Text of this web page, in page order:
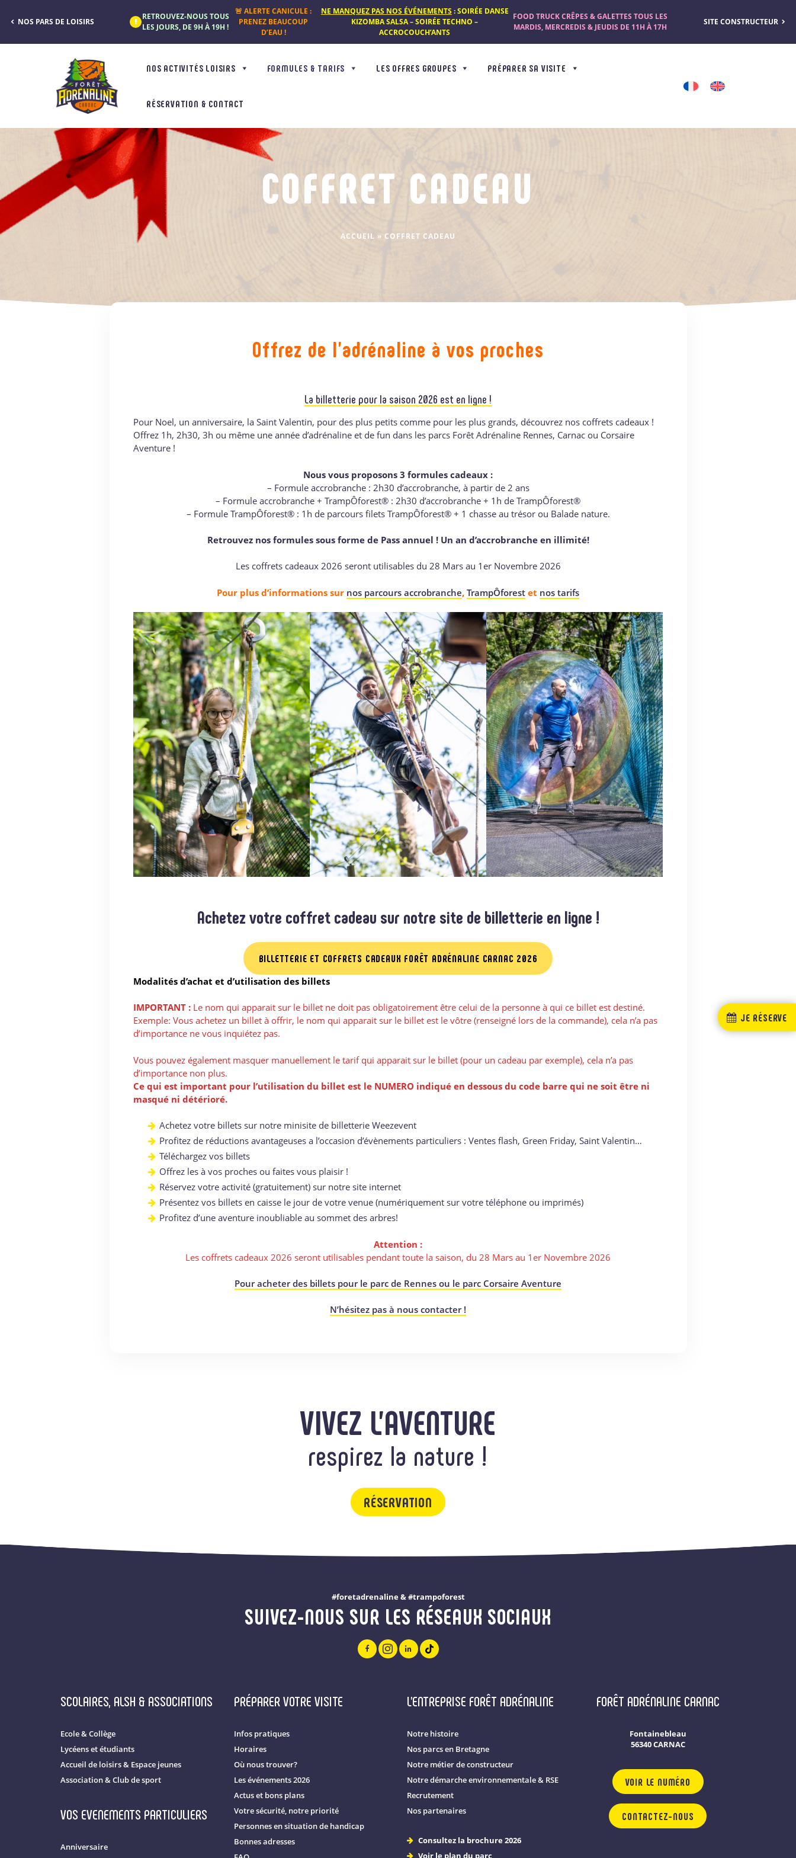
NOS PARS DE LOISIRS
RETROUVEZ-NOUS TOUS
LES JOURS, DE 9H À 19H !
🚨 ALERTE CANICULE :
PRENEZ BEAUCOUP
D’EAU !
NE MANQUEZ PAS NOS ÉVÉNEMENTS : SOIRÉE DANSE
KIZOMBA SALSA – SOIRÉE TECHNO –
ACCROCOUCH’ANTS
FOOD TRUCK CRÊPES & GALETTES TOUS LES
MARDIS, MERCREDIS & JEUDIS DE 11H À 17H
SITE CONSTRUCTEUR
NOS ACTIVITÉS LOISIRS FORMULES & TARIFS LES OFFRES GROUPES PRÉPARER SA VISITE
RÉSERVATION & CONTACT
COFFRET CADEAU
ACCUEIL » COFFRET CADEAU
Offrez de l’adrénaline à vos proches
La billetterie pour la saison 2026 est en ligne !
Pour Noel, un anniversaire, la Saint Valentin, pour des plus petits comme pour les plus grands, découvrez nos coffrets cadeaux !
Offrez 1h, 2h30, 3h ou même une année d’adrénaline et de fun dans les parcs Forêt Adrénaline Rennes, Carnac ou Corsaire
Aventure !
Nous vous proposons 3 formules cadeaux :
– Formule accrobranche : 2h30 d’accrobranche, à partir de 2 ans
– Formule accrobranche + TrampÔforest® : 2h30 d’accrobranche + 1h de TrampÔforest®
– Formule TrampÔforest® : 1h de parcours filets TrampÔforest® + 1 chasse au trésor ou Balade nature.
Retrouvez nos formules sous forme de Pass annuel ! Un an d’accrobranche en illimité!
Les coffrets cadeaux 2026 seront utilisables du 28 Mars au 1er Novembre 2026
Pour plus d’informations sur nos parcours accrobranche, TrampÔforest et nos tarifs
Achetez votre coffret cadeau sur notre site de billetterie en ligne !
BILLETTERIE ET COFFRETS CADEAUX FORÊT ADRÉNALINE CARNAC 2026
Modalités d’achat et d’utilisation des billets
IMPORTANT :Le nom qui apparait sur le billet ne doit pas obligatoirement être celui de la personne à qui ce billet est destiné.
Exemple: Vous achetez un billet à offrir, le nom qui apparait sur le billet est le vôtre (renseigné lors de la commande), cela n’a pas
d’importance ne vous inquiétez pas.
Vous pouvez également masquer manuellement le tarif qui apparait sur le billet (pour un cadeau par exemple), cela n’a pas
d’importance non plus.
Ce qui est important pour l’utilisation du billet est le NUMERO indiqué en dessous du code barre qui ne soit être ni
masqué ni détérioré.
Achetez votre billets sur notre minisite de billetterie Weezevent
Profitez de réductions avantageuses a l’occasion d’évènements particuliers : Ventes flash, Green Friday, Saint Valentin…
Téléchargez vos billets
Offrez les à vos proches ou faites vous plaisir !
Réservez votre activité (gratuitement) sur notre site internet
Présentez vos billets en caisse le jour de votre venue (numériquement sur votre téléphone ou imprimés)
Profitez d’une aventure inoubliable au sommet des arbres!
Attention :
Les coffrets cadeaux 2026 seront utilisables pendant toute la saison, du 28 Mars au 1er Novembre 2026
Pour acheter des billets pour le parc de Rennes ou le parc Corsaire Aventure
N’hésitez pas à nous contacter !
VIVEZ L'AVENTURE
respirez la nature !
RÉSERVATION
#foretadrenaline & #trampoforest
SUIVEZ-NOUS SUR LES RÉSEAUX SOCIAUX
SCOLAIRES, ALSH & ASSOCIATIONS
Ecole & Collège
Lycéens et étudiants
Accueil de loisirs & Espace jeunes
Association & Club de sport
VOS EVENEMENTS PARTICULIERS
Anniversaire
PRÉPARER VOTRE VISITE
Infos pratiques
Horaires
Où nous trouver?
Les événements 2026
Actus et bons plans
Votre sécurité, notre priorité
Personnes en situation de handicap
Bonnes adresses
L'ENTREPRISE FORÊT ADRÉNALINE
Notre histoire
Nos parcs en Bretagne
Notre métier de constructeur
Notre démarche environnementale & RSE
Recrutement
Nos partenaires
Consultez la brochure 2026
FORÊT ADRÉNALINE CARNAC
Fontainebleau
56340 CARNAC
VOIR LE NUMÉRO
CONTACTEZ-NOUS
JE RÉSERVE